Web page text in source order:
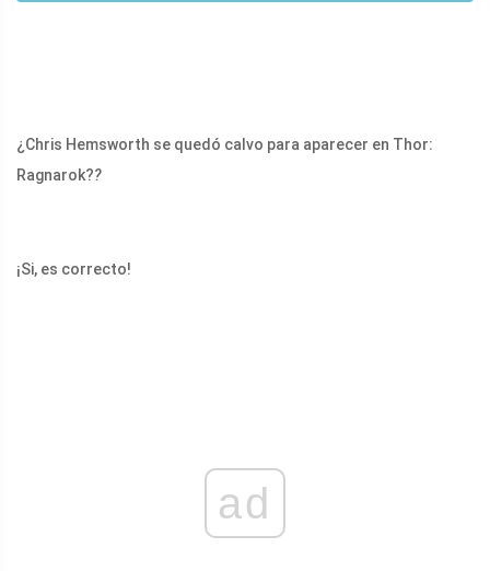
¿Chris Hemsworth se quedó calvo para aparecer en Thor:
Ragnarok??
¡Si, es correcto!
ad